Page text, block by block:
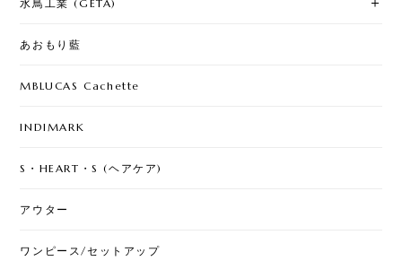
水鳥工業 (GETA)
あおもり藍
MBLUCAS Cachette
INDIMARK
S・HEART・S (ヘアケア)
アウター
ワンピース/セットアップ